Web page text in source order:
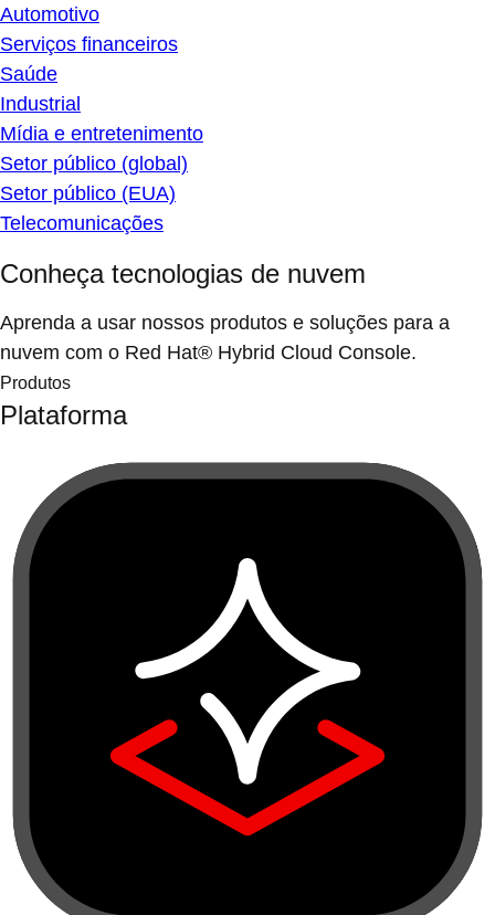
Automotivo
Serviços financeiros
Saúde
Industrial
Mídia e entretenimento
Setor público (global)
Setor público (EUA)
Telecomunicações
Conheça tecnologias de nuvem
Aprenda a usar nossos produtos e soluções para a
nuvem com o Red Hat® Hybrid Cloud Console.
Produtos
Plataforma